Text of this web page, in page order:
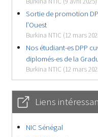
Sortie de promotion
l’Ouest
Burkina NTIC (12 mars
Nos étudiant-es DPP
diplomés-es de la
Burkina NTIC (12 mars
Liens
NIC Sénégal